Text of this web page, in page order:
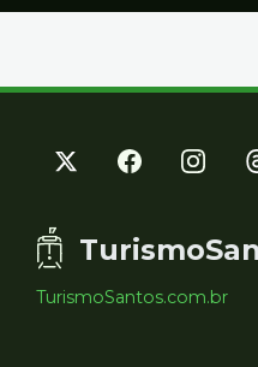
TurismoSantos.com.br